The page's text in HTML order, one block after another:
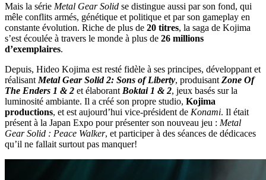
Mais la série Metal Gear Solid se distingue aussi par son fond, qui
mêle conflits armés, génétique et politique et par son gameplay en
constante évolution. Riche de plus de 20 titres, la saga de Kojima
s’est écoulée à travers le monde à plus de 26 millions
d’exemplaires.
Depuis, Hideo Kojima est resté fidèle à ses principes, développant et
réalisant Metal Gear Solid 2: Sons of Liberty, produisant Zone Of
The Enders 1 & 2 et élaborant Boktai 1 & 2, jeux basés sur la
luminosité ambiante. Il a créé son propre studio, Kojima
productions, et est aujourd’hui vice-président de Konami. Il était
présent à la Japan Expo pour présenter son nouveau jeu : Metal
Gear Solid : Peace Walker, et participer à des séances de dédicaces
qu’il ne fallait surtout pas manquer!